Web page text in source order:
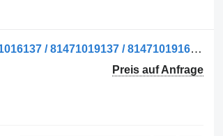
Pompa servodirecție Fahrerhauspumpe für MAN 81471016137 / 81471019137 / 81471019162 / 81471019122 / 81471016181 LKW
Preis auf Anfrage